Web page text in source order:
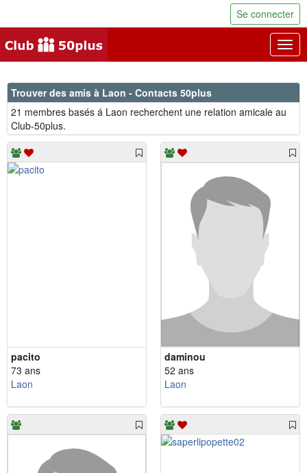
Se connecter
Trouver des amis à Laon - Contacts 50plus
21 membres basés á Laon recherchent une relation amicale au
Club-50plus.
pacito
73 ans
Laon
daminou
52 ans
Laon